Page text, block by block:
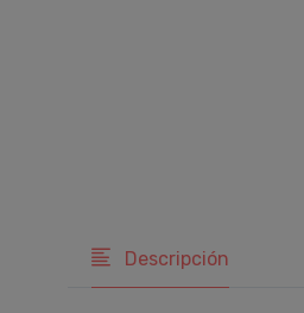
Descripción